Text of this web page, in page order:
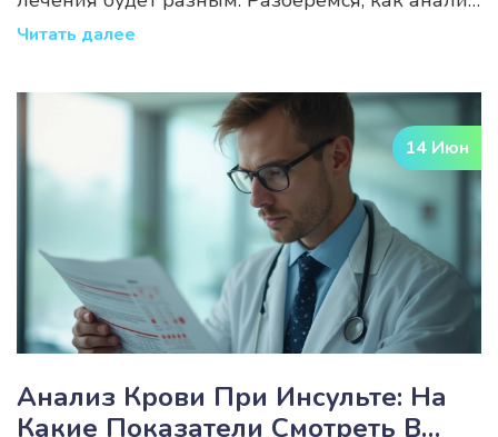
крови может помочь отличить одно от другого
показатели, полезные советы и практические
Читать далее
14 Июн
Анализ Крови При Инсульте: На
Какие Показатели Смотреть В